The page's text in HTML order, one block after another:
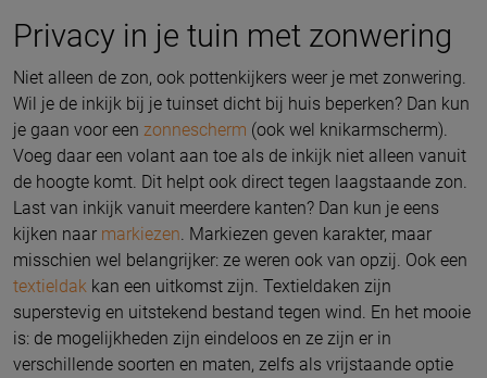
Privacy in je tuin met zonwering
Niet alleen de zon, ook pottenkijkers weer je met zonwering.
Wil je de inkijk bij je tuinset dicht bij huis beperken? Dan kun
je gaan voor een zonnescherm (ook wel knikarmscherm).
Voeg daar een volant aan toe als de inkijk niet alleen vanuit
de hoogte komt. Dit helpt ook direct tegen laagstaande zon.
Last van inkijk vanuit meerdere kanten? Dan kun je eens
kijken naar markiezen . Markiezen geven karakter, maar
misschien wel belangrijker: ze weren ook van opzij. Ook een
textieldak kan een uitkomst zijn. Textieldaken zijn
superstevig en uitstekend bestand tegen wind. En het mooie
is: de mogelijkheden zijn eindeloos en ze zijn er in
verschillende soorten en maten, zelfs als vrijstaande optie